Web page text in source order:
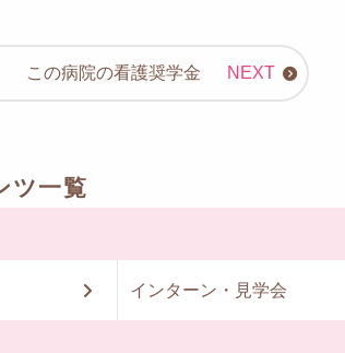
この病院の看護奨学金
ツ一覧
インターン・見学会